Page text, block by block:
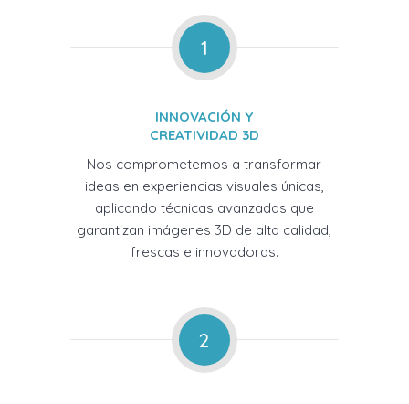
1
INNOVACIÓN Y
CREATIVIDAD 3D
Nos comprometemos a transformar
ideas en experiencias visuales únicas,
aplicando técnicas avanzadas que
garantizan imágenes 3D de alta calidad,
frescas e innovadoras.
2